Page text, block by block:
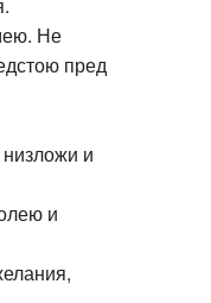
Не
пред
и
и